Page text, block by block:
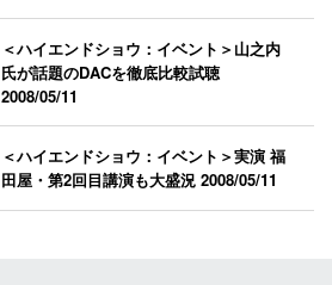
＜ハイエンドショウ：イベント＞山之内
氏が話題のDACを徹底比較試聴
2008/05/11
＜ハイエンドショウ：イベント＞実演 福
田屋・第2回目講演も大盛況2008/05/11